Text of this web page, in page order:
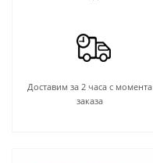
Доставим за 2 часа с момента
заказа